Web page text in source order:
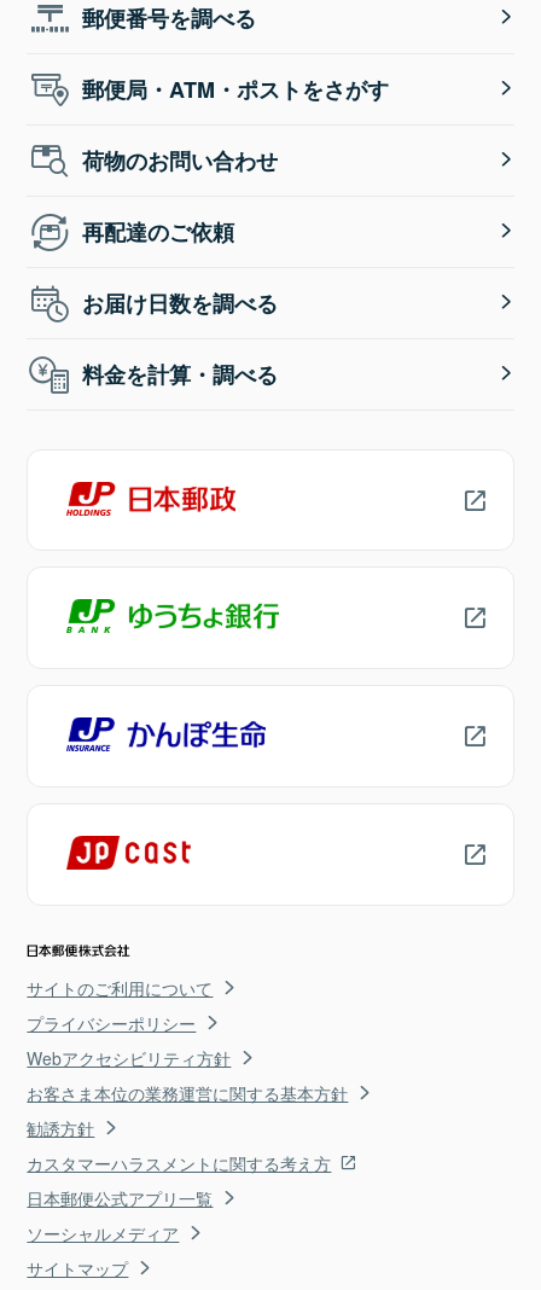
郵便番号を調べる
郵便局・ATM・ポストをさがす
荷物のお問い合わせ
再配達のご依頼
お届け日数を調べる
料金を計算・調べる
サイトのご利用について
プライバシーポリシー
Webアクセシビリティ方針
お客さま本位の業務運営に関する基本方針
勧誘方針
カスタマーハラスメントに関する考え方
日本郵便公式アプリ一覧
ソーシャルメディア
サイトマップ